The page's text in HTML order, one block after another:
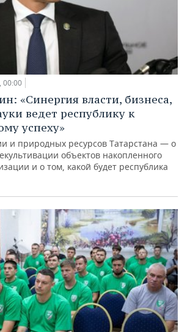
00:00
«Синергия власти, бизнеса,
ведет республику к
успеху»
и природных ресурсов Татарстана — о
объектов накопленного
и о том, какой будет республика